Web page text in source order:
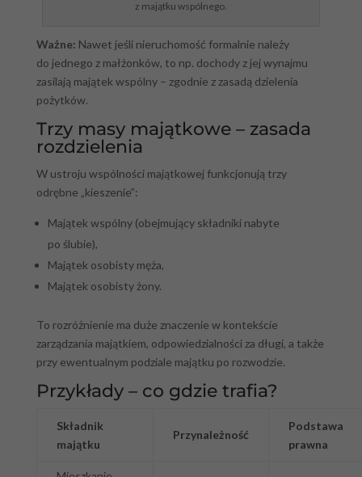
z majątku wspólnego.
Ważne: Nawet jeśli nieruchomość formalnie należy
do jednego z małżonków, to np. dochody z jej wynajmu
zasilają majątek wspólny – zgodnie z zasadą dzielenia
pożytków.
Trzy masy majątkowe – zasada
rozdzielenia
W ustroju wspólności majątkowej funkcjonują trzy
odrębne „kieszenie”:
Majątek wspólny (obejmujący składniki nabyte
po ślubie),
Majątek osobisty męża,
Majątek osobisty żony.
To rozróżnienie ma duże znaczenie w kontekście
zarządzania majątkiem, odpowiedzialności za długi, a także
przy ewentualnym podziale majątku po rozwodzie.
Przykłady – co gdzie trafia?
Składnik
majątku
Przynależność
Podstawa
prawna